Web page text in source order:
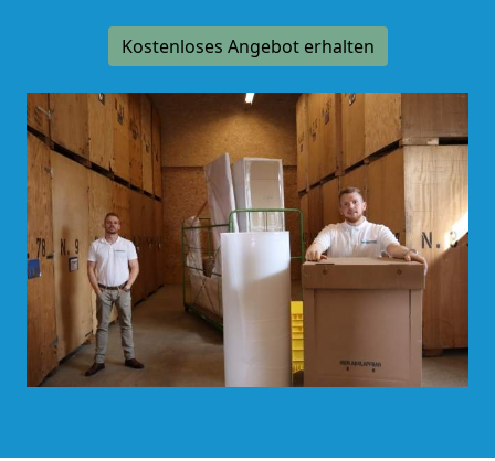
Kostenloses Angebot erhalten